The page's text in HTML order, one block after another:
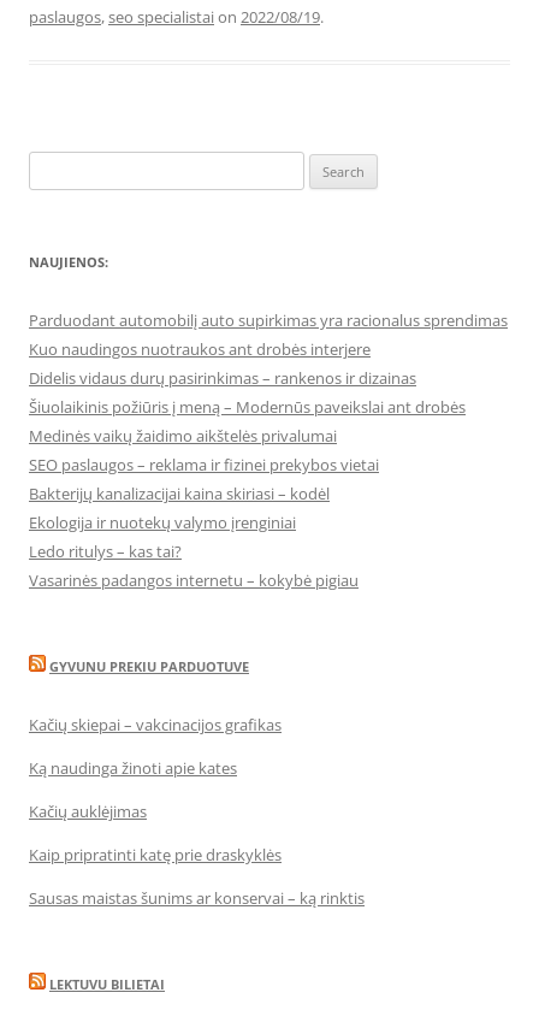
paslaugos,seo specialistaion 2022/08/19.
for:
NAUJIENOS:
Parduodant automobilį auto supirkimas yra racionalus sprendimas
Kuo naudingos nuotraukos ant drobės interjere
Didelis vidaus durų pasirinkimas – rankenos ir dizainas
Šiuolaikinis požiūris į meną – Modernūs paveikslai ant drobės
Medinės vaikų žaidimo aikštelės privalumai
SEO paslaugos – reklama ir fizinei prekybos vietai
Bakterijų kanalizacijai kaina skiriasi – kodėl
Ekologija ir nuotekų valymo įrenginiai
Ledo ritulys – kas tai?
Vasarinės padangos internetu – kokybė pigiau
GYVUNU PREKIU PARDUOTUVE
Kačių skiepai – vakcinacijos grafikas
Ką naudinga žinoti apie kates
Kačių auklėjimas
Kaip pripratinti katę prie draskyklės
Sausas maistas šunims ar konservai – ką rinktis
LEKTUVU BILIETAI